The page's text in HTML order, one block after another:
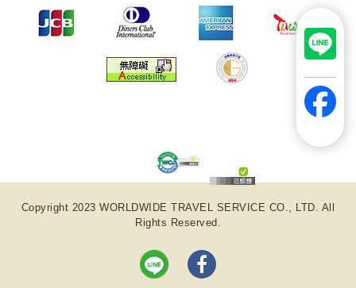
Copyright 2023 WORLDWIDE TRAVEL SERVICE CO., LTD. All
Rights Reserved.